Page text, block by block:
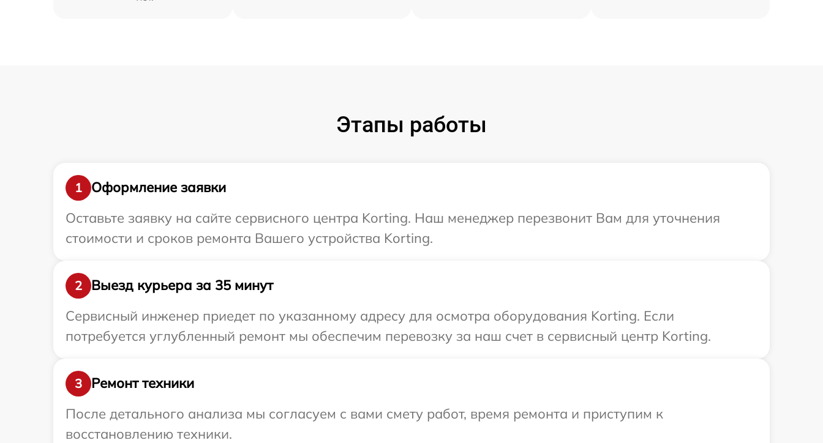
Этапы работы
1
Оформление заявки
Оставьте заявку на сайте сервисного центра Korting. Наш менеджер перезвонит Вам для уточнения
стоимости и сроков ремонта Вашего устройства Korting.
2
Выезд курьера за 35 минут
Сервисный инженер приедет по указанному адресу для осмотра оборудования Korting. Если
потребуется углубленный ремонт мы обеспечим перевозку за наш счет в сервисный центр Korting.
3
Ремонт техники
После детального анализа мы согласуем с вами смету работ, время ремонта и приступим к
восстановлению техники.